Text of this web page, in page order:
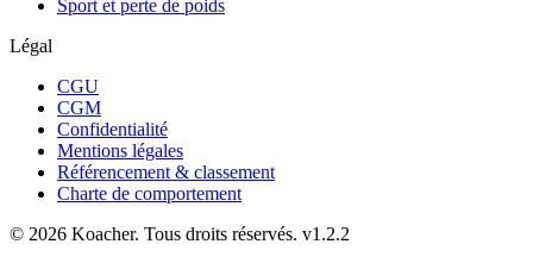
Sport et perte de poids
Légal
CGU
CGM
Confidentialité
Mentions légales
Référencement & classement
Charte de comportement
© 2026 Koacher. Tous droits réservés. v1.2.2